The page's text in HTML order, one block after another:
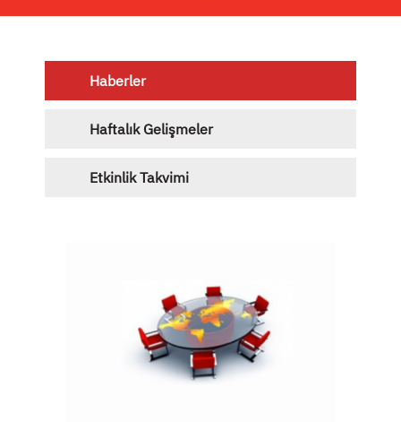
Haberler
Haftalık Gelişmeler
Etkinlik Takvimi